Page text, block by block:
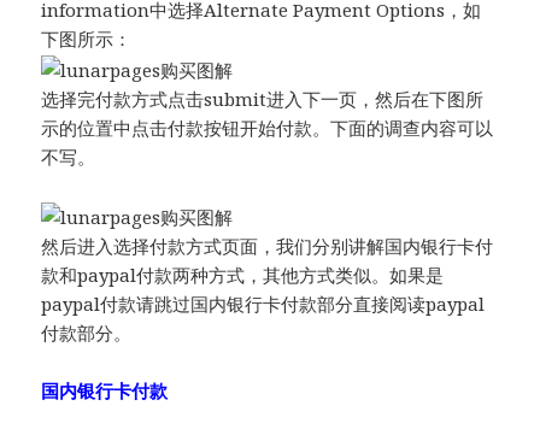
information中选择Alternate Payment Options，如
下图所示：
选择完付款方式点击submit进入下一页，然后在下图所
示的位置中点击付款按钮开始付款。下面的调查内容可以
不写。
然后进入选择付款方式页面，我们分别讲解国内银行卡付
款和paypal付款两种方式，其他方式类似。如果是
paypal付款请跳过国内银行卡付款部分直接阅读paypal
付款部分。
国内银行卡付款